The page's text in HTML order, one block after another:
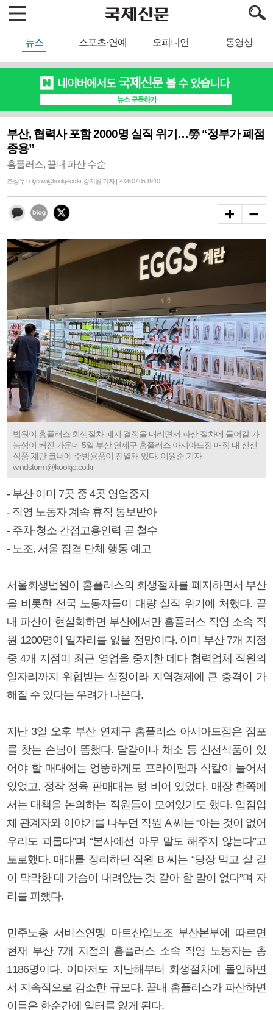
뉴스 스포츠·연예 오피니언 동영상
부산, 협력사 포함 2000명 실직 위기…勞 “정부가 폐점
종용”
홈플러스, 끝내 파산 수순
조성우 holycow@kookje.co.kr 강지원 기자 | 2026.07.05 19:10
법원이 홈플러스 회생절차 폐지 결정을 내리면서 파산 절차에 들어갈 가
능성이 커진 가운데 5일 부산 연제구 홈플러스 아시아드점 매장 내 신선
식품 계란 코너에 주방용품이 진열돼 있다. 이원준 기자
windstorm@kookje.co.kr
- 부산 이미 7곳 중 4곳 영업중지
- 직영 노동자 계속 휴직 통보받아
- 주차·청소 간접고용인력 곧 철수
- 노조, 서울 집결 단체 행동 예고
서울회생법원이 홈플러스의 회생절차를 폐지하면서 부산
을 비롯한 전국 노동자들이 대량 실직 위기에 처했다. 끝
내 파산이 현실화하면 부산에서만 홈플러스 직영 소속 직
원 1200명이 일자리를 잃을 전망이다. 이미 부산 7개 지점
중 4개 지점이 최근 영업을 중지한 데다 협력업체 직원의
일자리까지 위협받는 실정이라 지역경제에 큰 충격이 가
해질 수 있다는 우려가 나온다.
지난 3일 오후 부산 연제구 홈플러스 아시아드점은 점포
를 찾는 손님이 뜸했다. 달걀이나 채소 등 신선식품이 있
어야 할 매대에는 엉뚱하게도 프라이팬과 식칼이 늘어서
있었고, 정작 정육 판매대는 텅 비어 있었다. 매장 한쪽에
서는 대책을 논의하는 직원들이 모여있기도 했다. 입점업
체 관계자와 이야기를 나누던 직원 A 씨는 “아는 것이 없어
우리도 괴롭다”며 “본사에선 아무 말도 해주지 않는다”고
토로했다. 매대를 정리하던 직원 B 씨는 “당장 먹고 살 길
이 막막한 데 가슴이 내려앉는 것 같아 할 말이 없다”며 자
리를 피했다.
민주노총 서비스연맹 마트산업노조 부산본부에 따르면
현재 부산 7개 지점의 홈플러스 소속 직영 노동자는 총
1186명이다. 이마저도 지난해부터 회생절차에 돌입하면
서 지속적으로 감소한 규모다. 끝내 홈플러스가 파산하면
이들은 한순간에 일터를 잃게 된다.